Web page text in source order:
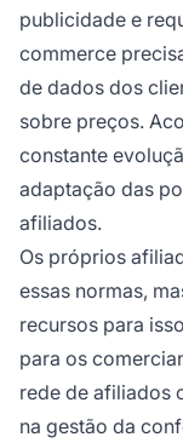
publicidade e
commerce
de dados dos
sobre preços.
constante
adaptação das
afiliados.
Os próprios
essas normas,
recursos para
para os
rede de afiliados
na gestão da